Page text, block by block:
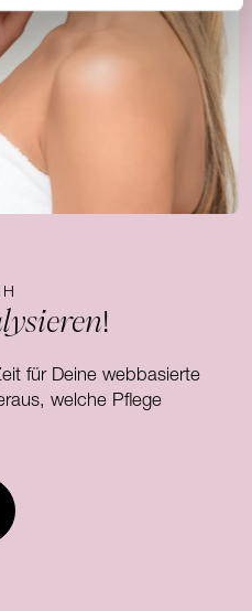
!
für Deine webbasierte
welche Pflege